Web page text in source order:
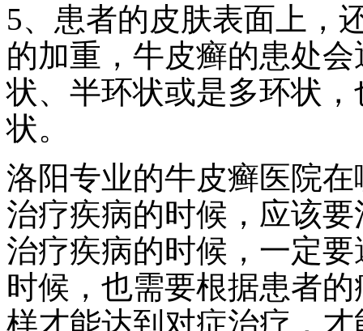
5、患者的皮肤表面上，
的加重，牛皮癣的患处
状、半环状或是多环状
状。
洛阳专业的牛皮癣医院
治疗疾病的时候，应该
治疗疾病的时候，一定
时候，也需要根据患者
样才能达到对症治疗，